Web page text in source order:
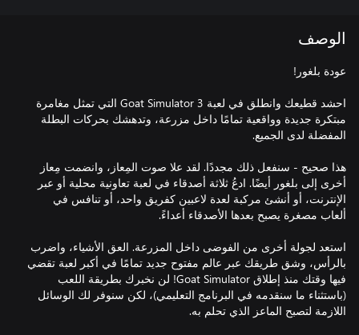
الوصف
احشد قطيعك وانطلق في لعبة Goat Simulator 3 التي تمثل مغامرة
مبتكرة جديدة وواقعية تمامًا داخل مزرعة، وتدهشك بحركات البطلة
هذا صحيح - سنفعل ذلك مجددًا. لقد علا صوت المِعاز، وانضمت مِعاز
أخرى إلى بلغور أيضًا. ادعُ ثلاثة أصدقاء في لعبة تعاونية محلية أو عبر
الإنترنت، أو أنشئ مركبة لعدة لاعبين كفريق واحد، أو تنافس في
استعد لجولة أخرى من الفوضى داخل المزرعة. العق الأشياء، واضرب
بالرأس، وشق طريقك عبر عالم مفتوح جديد تمامًا في أكبر لعبة تقضي
فيها وقتك منذ إطلاق Goat Simulator! لن نخبرك بطريقة اللعب
(باستثناء ما سنقدمه في البرنامج التعليمي)، لكن سنوفر لك الوسائل